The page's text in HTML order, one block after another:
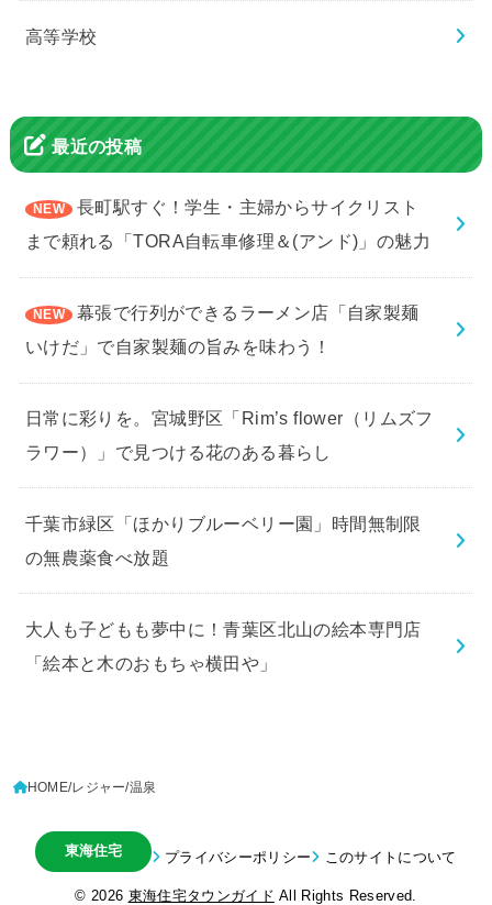
高等学校
最近の投稿
長町駅すぐ！学生・主婦からサイクリスト
まで頼れる「TORA自転車修理＆(アンド)」の魅力
幕張で行列ができるラーメン店「自家製麺
いけだ」で自家製麺の旨みを味わう！
日常に彩りを。宮城野区「Rim’s flower（リムズフ
ラワー）」で見つける花のある暮らし
千葉市緑区「ほかりブルーベリー園」時間無制限
の無農薬食べ放題
大人も子どもも夢中に！青葉区北山の絵本専門店
「絵本と木のおもちゃ横田や」
HOME レジャー 温泉
東海住宅 プライバシーポリシー このサイトについて
© 2026 東海住宅タウンガイド All Rights Reserved.